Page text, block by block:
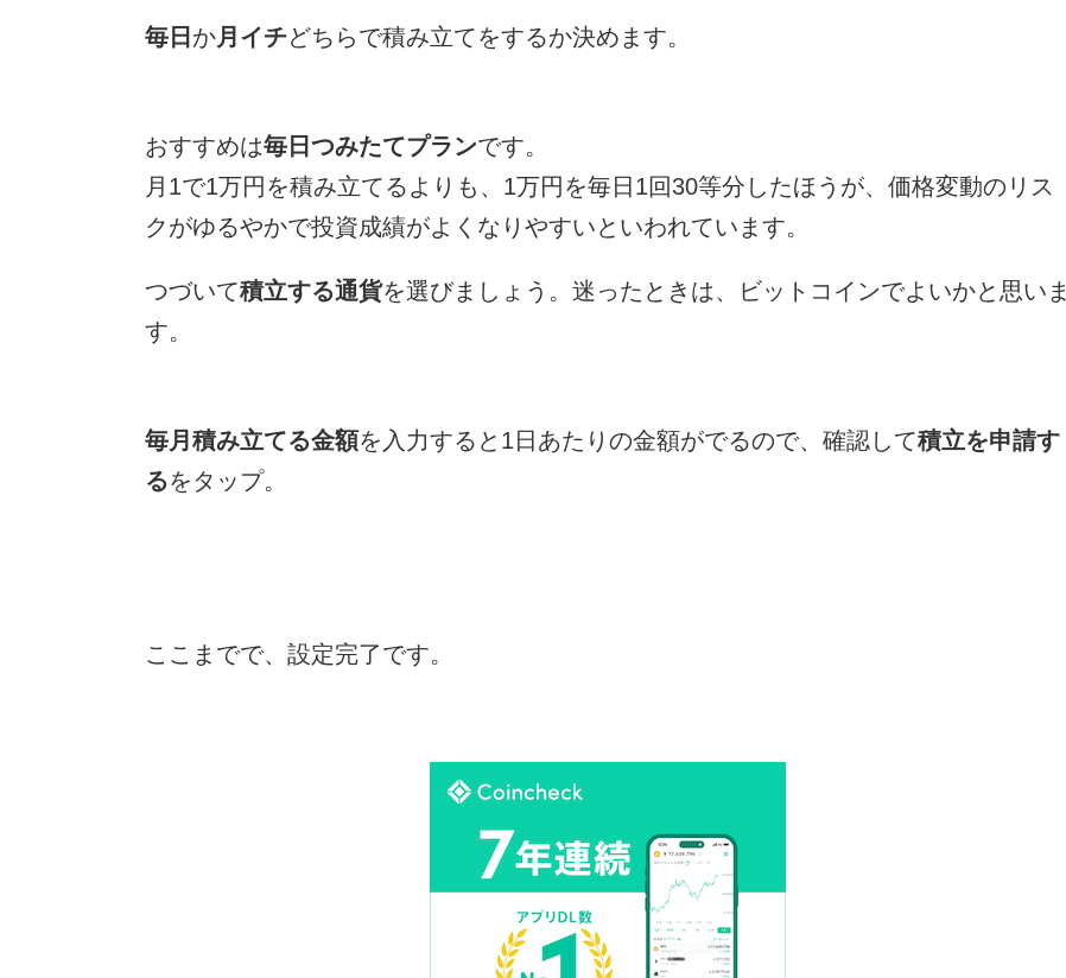
毎日 か月イチどちらで積み立てをするか決めます。
おすすめは毎日つみたてプランです。
月1で1万円を積み立てるよりも、1万円を毎日1回30等分したほうが、価格変動のリス
クがゆるやかで投資成績がよくなりやすいといわれています。
つづいて積立する通貨を選びましょう。迷ったときは、ビットコインでよいかと思いま
す。
毎月積み立てる金額を入力すると1日あたりの金額がでるので、確認して積立を申請す
るをタップ。
ここまでで、設定完了です。